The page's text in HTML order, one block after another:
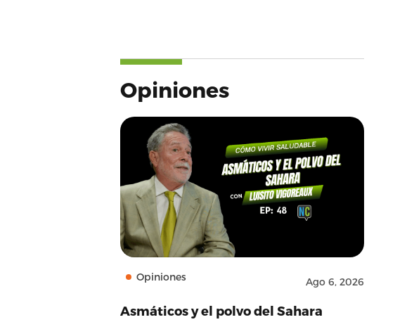
Opiniones
Opiniones Ago 6, 2026
Asmáticos y el polvo del Sahara